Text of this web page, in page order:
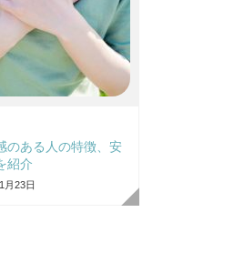
のある人の特徴、安
紹介
月23日